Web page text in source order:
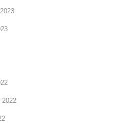
2022